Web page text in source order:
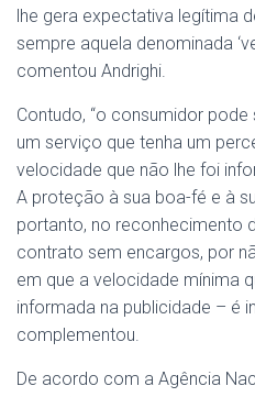
lhe gera expectativa legítima
sempre aquela denominada
comentou Andrighi.
Contudo, “o consumidor
um serviço que tenha um
velocidade que não lhe foi
A proteção à sua boa-fé e à
portanto, no reconhecimento
contrato sem encargos, por
em que a velocidade mínima
informada na publicidade – é
complementou.
De acordo com a Agência